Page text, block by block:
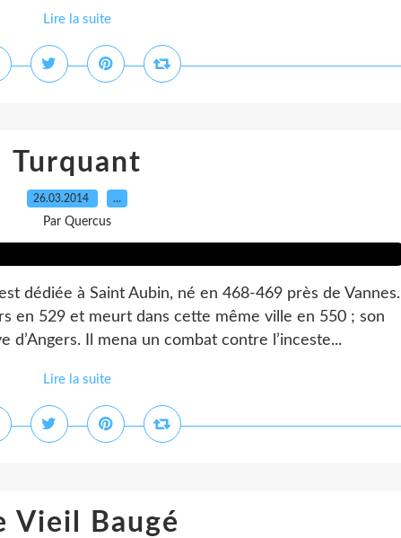
Lire la suite
Turquant
26.03.2014 …
Par Quercus
dédiée à Saint Aubin, né en 468-469 près de Vannes.
en 529 et meurt dans cette même ville en 550 ; son
d’Angers. Il mena un combat contre l’inceste...
Lire la suite
Vieil Baugé